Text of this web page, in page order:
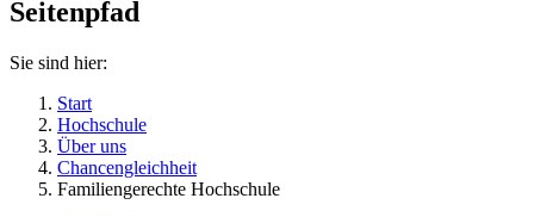
Seitenpfad
Sie sind hier:
Start
Hochschule
Über uns
Chancengleichheit
Familiengerechte Hochschule